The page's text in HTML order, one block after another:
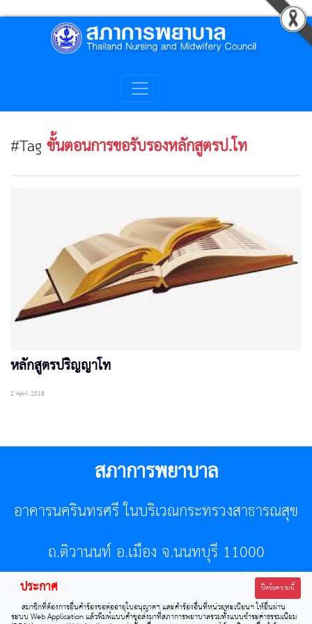
#Tagขั้นตอนการขอรับรองหลักสูตรป.โท
หลักสูตรปริญญาโท
2 April 2018
สภาการพยาบาล
อาคารนครินทรศรี ในบริเวณกระทรวงสาธารณสุข
ถ.ติวานนท์ อ.เมือง จ.นนทบุรี 11000
โทรศัพท์ 02-596-7500 โทรสาร 0-2589-7121 E-mail :
center@tnmc.or.th
ประกาศ ปิดข้อความนี้
สมาชิกที่ต้องการยื่นคำร้องขอต่ออายุใบอนุญาตฯ และคำร้องอื่นที่หน่วยทะเบียนฯ ให้ยื่นผ่าน
ระบบ Web Application แล้วพิมพ์แบบคำขอส่งมาที่สภาการพยาบาลรวมทั้งแบบชำระค่าธรรมเนียม